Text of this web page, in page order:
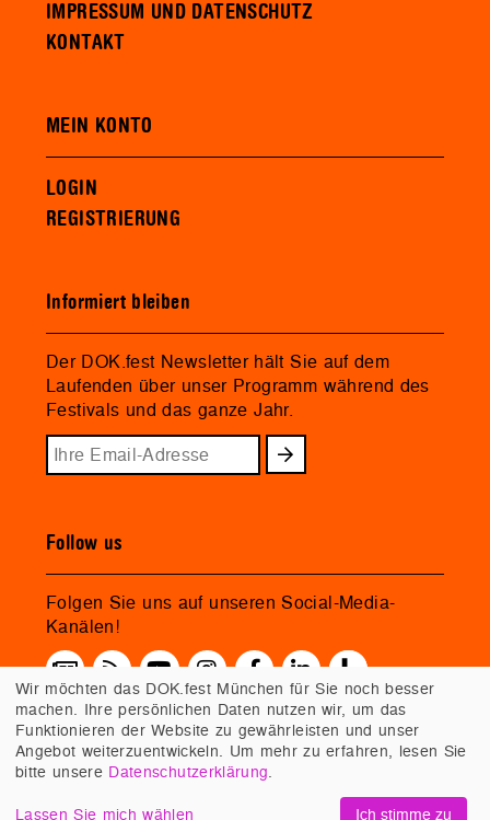
IMPRESSUM UND DATENSCHUTZ
KONTAKT
MEIN KONTO
LOGIN
REGISTRIERUNG
Informiert bleiben
Der DOK.fest Newsletter hält Sie auf dem
Laufenden über unser Programm während des
Festivals und das ganze Jahr.
Follow us
Folgen Sie uns auf unseren Social-Media-
Kanälen!
Wir möchten das DOK.fest München für Sie noch besser
machen. Ihre persönlichen Daten nutzen wir, um das
Funktionieren der Website zu gewährleisten und unser
Angebot weiterzuentwickeln. Um mehr zu erfahren, lesen Sie
bitte unsere Datenschutzerklärung.
Lassen Sie mich wählen Ich stimme zu